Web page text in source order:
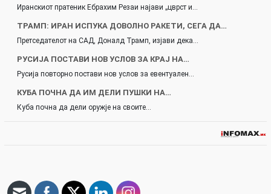
Иранскиот пратеник Ебрахим Резаи најави „цврст и…
ТРАМП: ИРАН ИСПУКА ДОВОЛНО РАКЕТИ, СЕГА ДА…
Претседателот на САД, Доналд Трамп, изјави дека…
РУСИЈА ПОСТАВИ НОВ УСЛОВ ЗА КРАЈ НА…
Русија повторно постави нов услов за евентуален…
КУБА ПОЧНА ДА ИМ ДЕЛИ ПУШКИ НА…
Куба почна да дели оружје на своите…